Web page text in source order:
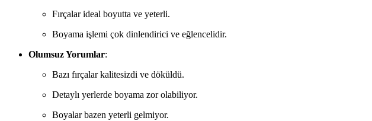
Fırçalar ideal boyutta ve yeterli.
Boyama işlemi çok dinlendirici ve eğlencelidir.
Olumsuz Yorumlar:
Bazı fırçalar kalitesizdi ve döküldü.
Detaylı yerlerde boyama zor olabiliyor.
Boyalar bazen yeterli gelmiyor.